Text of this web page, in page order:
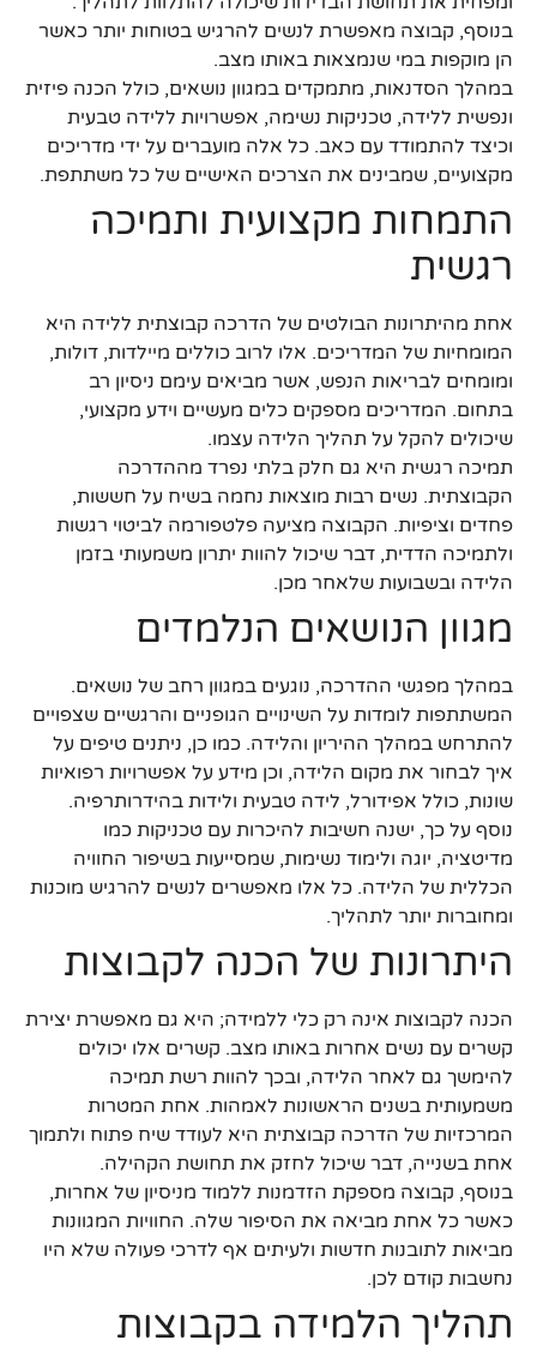
בנוסף, קבוצה מאפשרת לנשים להרגיש בטוחות יותר כאשר
הן מוקפות במי שנמצאות באותו מצב.
במהלך הסדנאות, מתמקדים במגוון נושאים, כולל הכנה פיזית
ונפשית ללידה, טכניקות נשימה, אפשרויות ללידה טבעית
וכיצד להתמודד עם כאב. כל אלה מועברים על ידי מדריכים
מקצועיים, שמבינים את הצרכים האישיים של כל משתתפת.
התמחות מקצועית ותמיכה
רגשית
אחת מהיתרונות הבולטים של הדרכה קבוצתית ללידה היא
המומחיות של המדריכים. אלו לרוב כוללים מיילדות, דולות,
ומומחים לבריאות הנפש, אשר מביאים עימם ניסיון רב
בתחום. המדריכים מספקים כלים מעשיים וידע מקצועי,
שיכולים להקל על תהליך הלידה עצמו.
תמיכה רגשית היא גם חלק בלתי נפרד מההדרכה
הקבוצתית. נשים רבות מוצאות נחמה בשיח על חששות,
פחדים וציפיות. הקבוצה מציעה פלטפורמה לביטוי רגשות
ולתמיכה הדדית, דבר שיכול להוות יתרון משמעותי בזמן
הלידה ובשבועות שלאחר מכן.
מגוון הנושאים הנלמדים
במהלך מפגשי ההדרכה, נוגעים במגוון רחב של נושאים.
המשתתפות לומדות על השינויים הגופניים והרגשיים שצפויים
להתרחש במהלך ההיריון והלידה. כמו כן, ניתנים טיפים על
איך לבחור את מקום הלידה, וכן מידע על אפשרויות רפואיות
שונות, כולל אפידורל, לידה טבעית ולידות בהידרותרפיה.
נוסף על כך, ישנה חשיבות להיכרות עם טכניקות כמו
מדיטציה, יוגה ולימוד נשימות, שמסייעות בשיפור החוויה
הכללית של הלידה. כל אלו מאפשרים לנשים להרגיש מוכנות
ומחוברות יותר לתהליך.
היתרונות של הכנה לקבוצות
הכנה לקבוצות אינה רק כלי ללמידה; היא גם מאפשרת יצירת
קשרים עם נשים אחרות באותו מצב. קשרים אלו יכולים
להימשך גם לאחר הלידה, ובכך להוות רשת תמיכה
משמעותית בשנים הראשונות לאמהות. אחת המטרות
המרכזיות של הדרכה קבוצתית היא לעודד שיח פתוח ולתמוך
אחת בשנייה, דבר שיכול לחזק את תחושת הקהילה.
בנוסף, קבוצה מספקת הזדמנות ללמוד מניסיון של אחרות,
כאשר כל אחת מביאה את הסיפור שלה. החוויות המגוונות
מביאות לתובנות חדשות ולעיתים אף לדרכי פעולה שלא היו
נחשבות קודם לכן.
תהליך הלמידה בקבוצות